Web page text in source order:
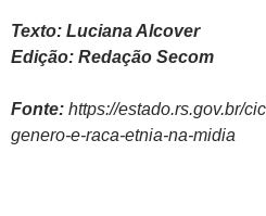
Texto: Luciana Alcover
Edição: Redação Secom
Fonte: https://estado.rs.gov.br/
genero-e-raca-etnia-na-midia